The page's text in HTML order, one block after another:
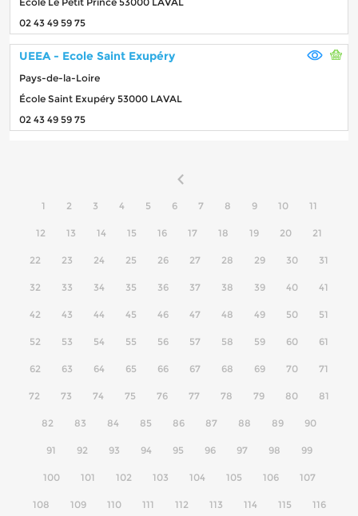
02 43 49 59 75
UEEA - Ecole Saint Exupéry
Pays-de-la-Loire
École Saint Exupéry 53000 LAVAL
02 43 49 59 75
1 2 3 4 5 6 7 8 9 10 11
12 13 14 15 16 17 18 19 20 21
22 23 24 25 26 27 28 29 30 31
32 33 34 35 36 37 38 39 40 41
42 43 44 45 46 47 48 49 50 51
52 53 54 55 56 57 58 59 60 61
62 63 64 65 66 67 68 69 70 71
72 73 74 75 76 77 78 79 80 81
82 83 84 85 86 87 88 89 90
91 92 93 94 95 96 97 98 99
100 101 102 103 104 105 106 107
108 109 110 111 112 113 114 115 116